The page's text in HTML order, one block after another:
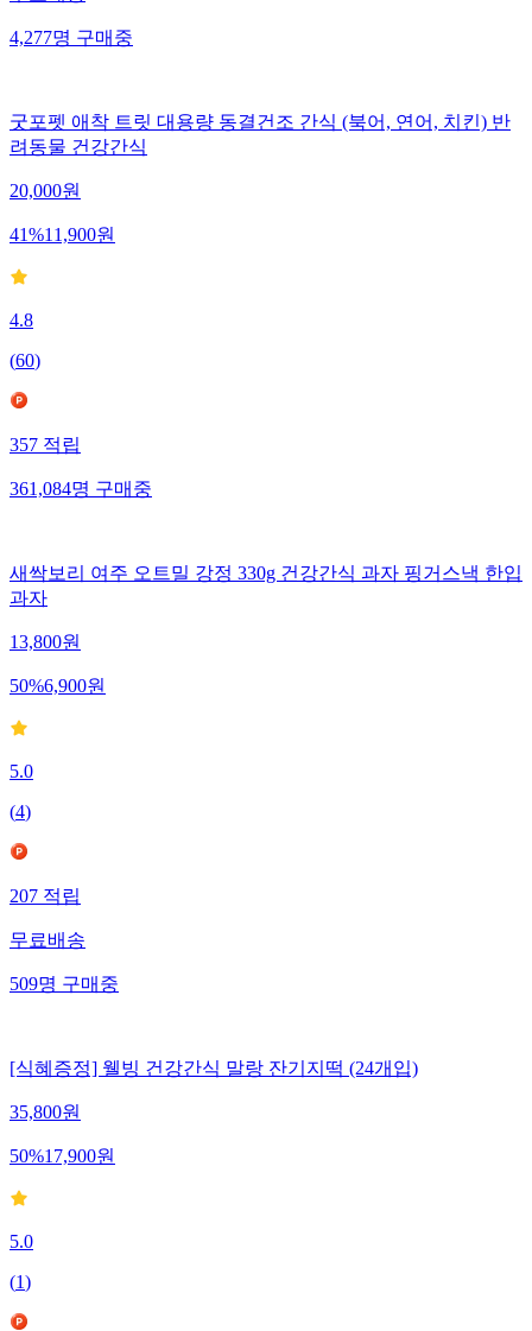
4,277명 구매중
굿포펫 애착 트릿 대용량 동결건조 간식 (북어, 연어, 치킨) 반
려동물 건강간식
20,000원
41%11,900원
4.8
(60)
357 적립
361,084명 구매중
새싹보리 여주 오트밀 강정 330g 건강간식 과자 핑거스낵 한입
과자
13,800원
50%6,900원
5.0
(4)
207적립
무료배송
509명구매중
[식혜증정] 웰빙 건강간식 말랑 잔기지떡 (24개입)
35,800원
50%17,900원
5.0
(1)